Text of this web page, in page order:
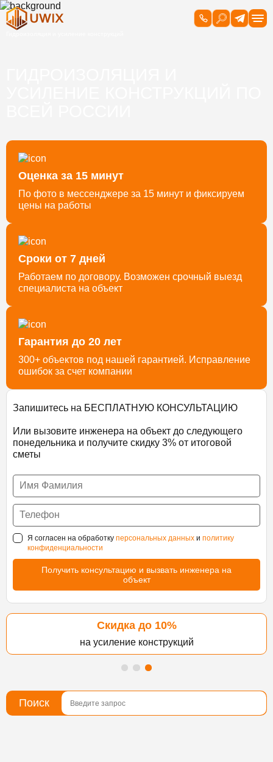
Запишитесь на БЕСПЛАТНУЮ КОНСУЛЬТАЦИЮ
Или вызовите инженера на объект до следующего
понедельника и получите скидку 3% от итоговой
сметы
Я согласен на обработку персональных данных и политику
конфиденциальности
Скидка до 10%
на усиление конструкций
Поиск
Оценка за 15 минут
По фото в мессенджере за 15 минут и фиксируем
цены на работы
Сроки от 7 дней
Работаем по договору. Возможен срочный выезд
специалиста на объект
Гарантия до 20 лет
300+ объектов под нашей гарантией. Исправление
ошибок за счет компании